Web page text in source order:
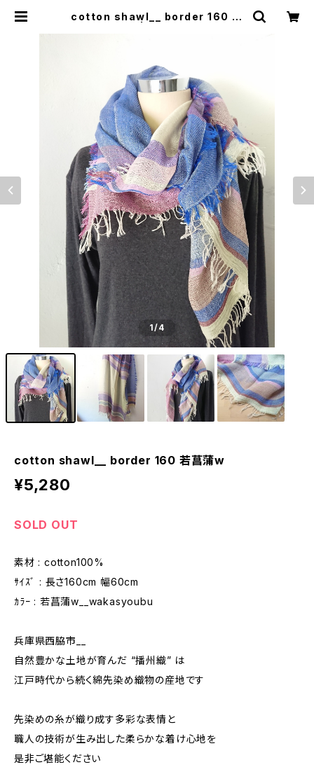
cotton shawl__ border 160 若
1/4
cotton shawl__ border 160 若菖蒲w
¥5,280
SOLD OUT
素材 : cotton100%
ｻｲｽﾞ : 長さ160cm 幅60cm
ｶﾗｰ : 若菖蒲w__wakasyoubu
兵庫県西脇市__
自然豊かな土地が育んだ “播州織” は
江戸時代から続く綿先染め織物の産地です
先染めの糸が織り成す多彩な表情と
職人の技術が生み出した柔らかな着け心地を
是非ご堪能ください